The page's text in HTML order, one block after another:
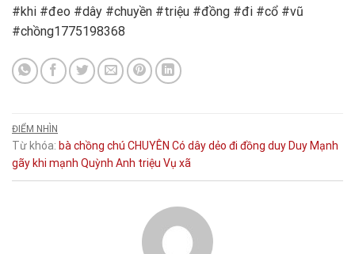
#khi #đeo #dây #chuyền #triệu #đồng #đi #cổ #vũ
#chồng1775198368
ĐIỂM NHÌN
Từ khóa: bà chồng chú CHUYÊN Có dâydẻo đi đồng duy Duy Mạnh
gãy khi mạnh Quỳnh Anh triệu Vụ xã